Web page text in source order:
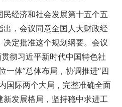
经济和社会发展第十五个五
，会议同意全国人大财政经
定批准这个规划纲要。会议
彻习近平新时代中国特色社
一体”总体布局，协调推进“四
国际两个大局，完整准确全面
发展格局，坚持稳中求进工